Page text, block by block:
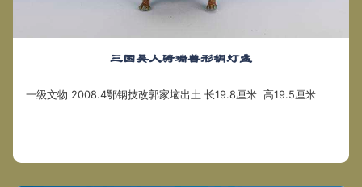
三国吴人骑瑞兽形铜灯盏
一级文物 2008.4鄂钢技改郭家垴出土 长19.8厘米 高19.5厘米